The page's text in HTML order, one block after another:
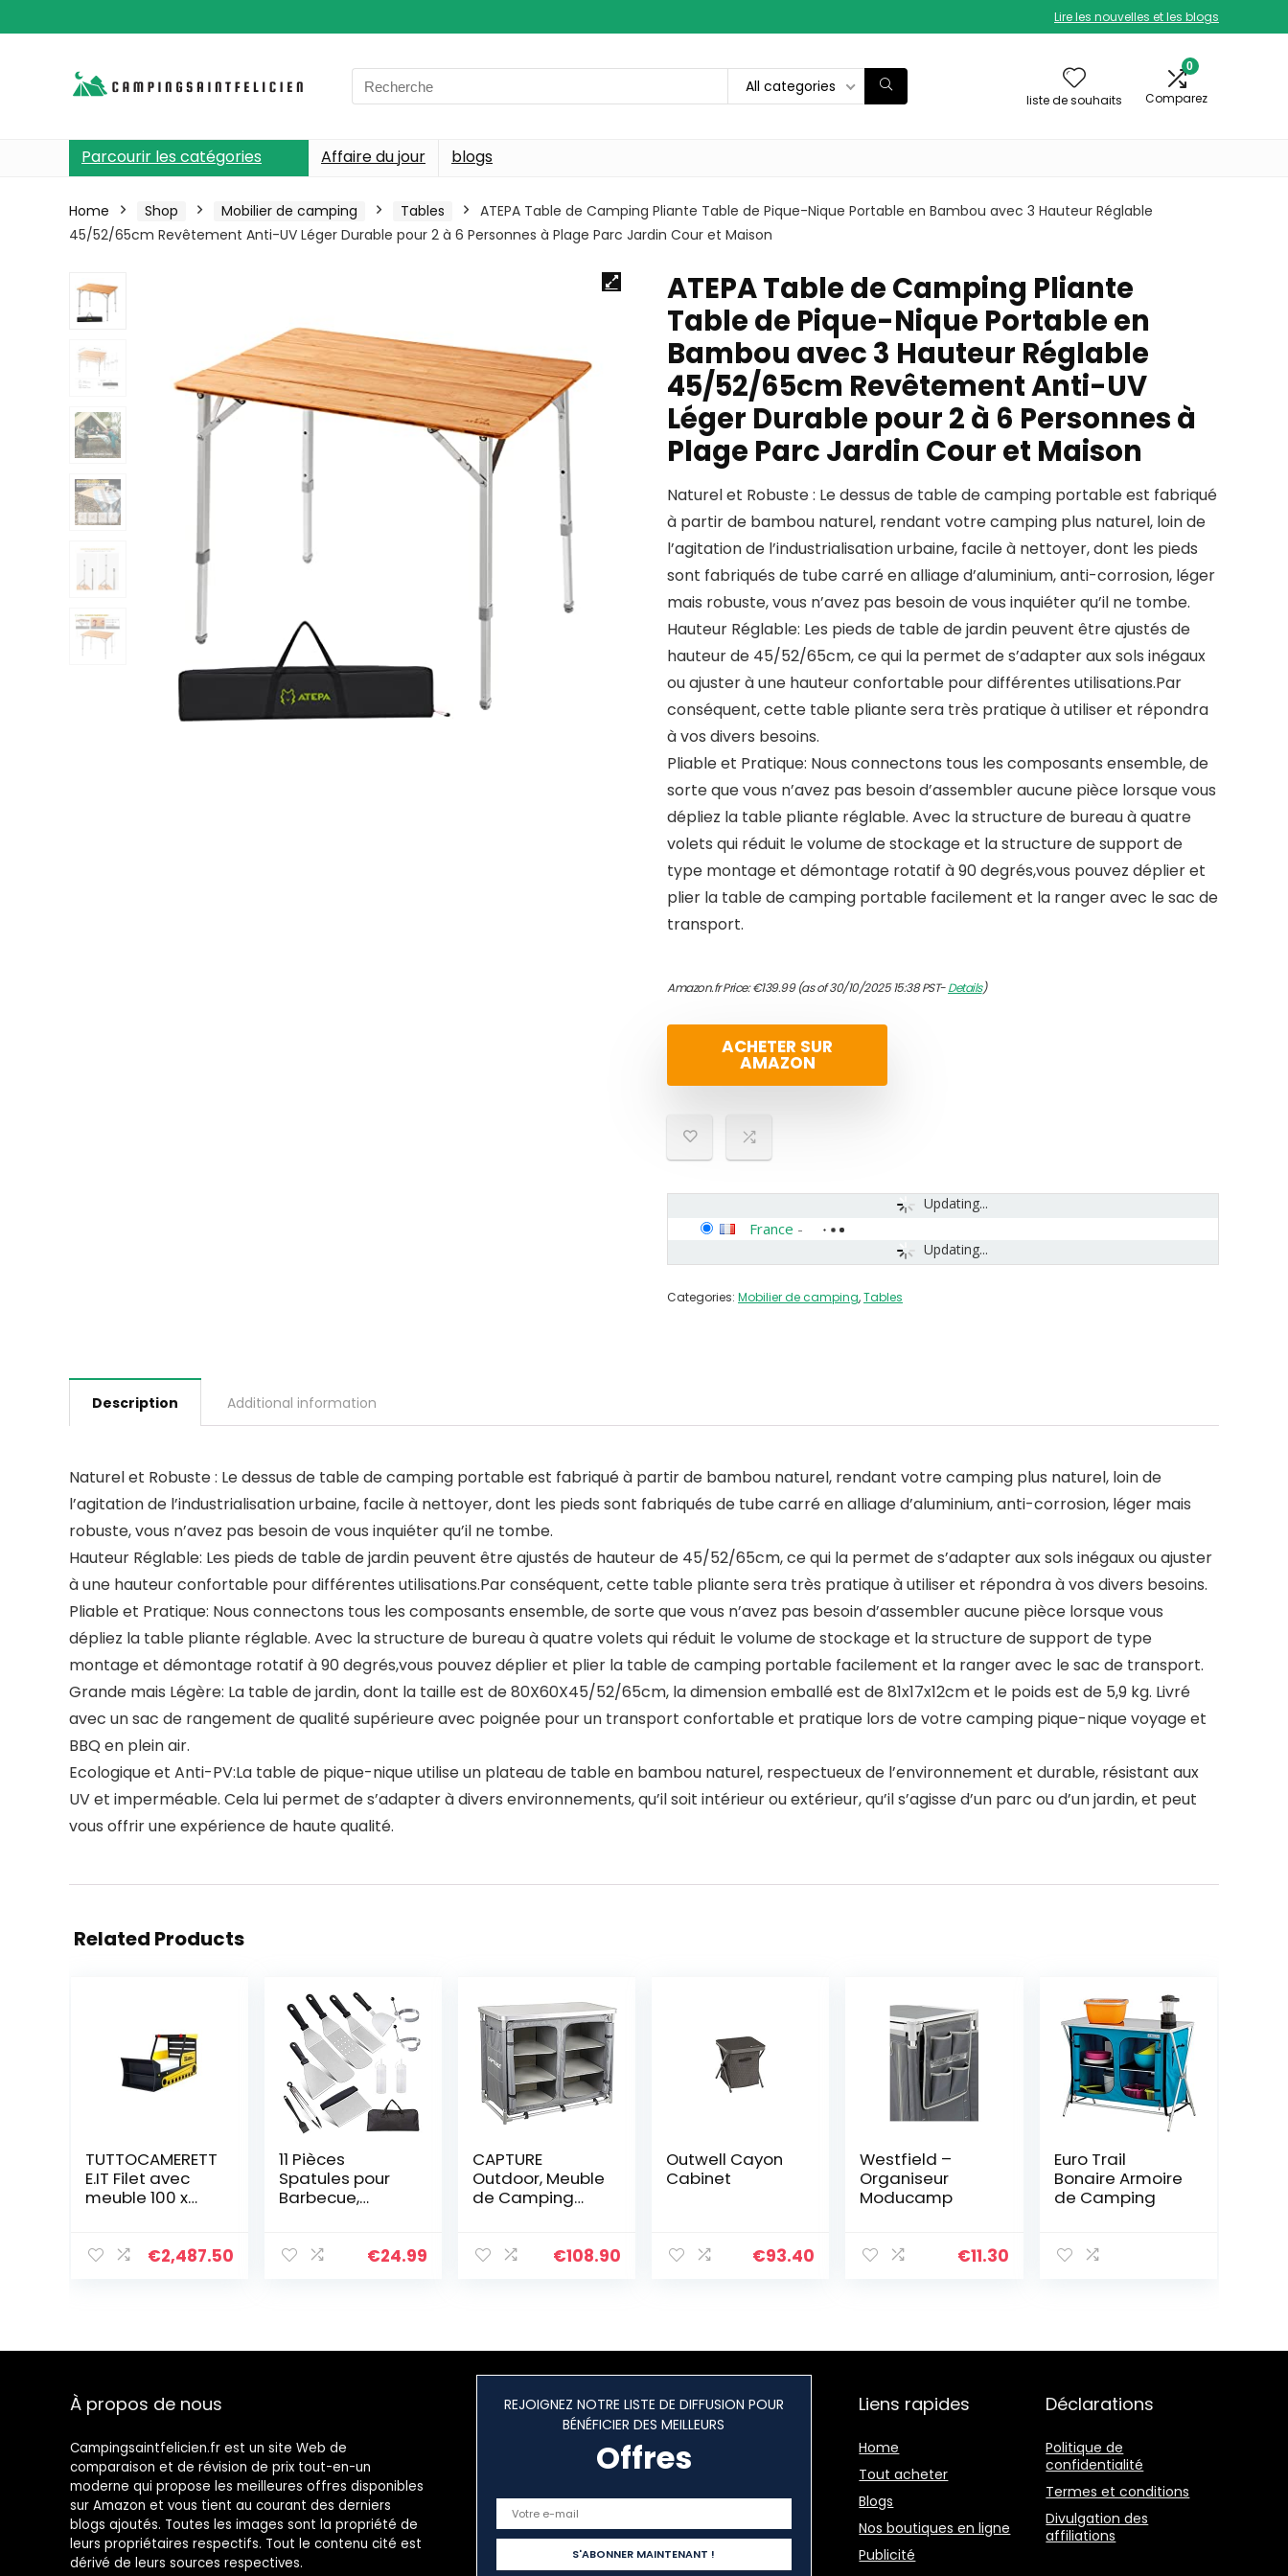
Lire les nouvelles et les blogs
Search
for:
All categories
liste de souhaits
0
Comparez
Parcourir les catégories Affaire du jour blogs
Home Shop Mobilier de camping Tables
ATEPA Table de Camping Pliante Table de Pique-Nique Portable en Bambou avec 3 Hauteur Réglable
45/52/65cm Revêtement Anti-UV Léger Durable pour 2 à 6 Personnes à Plage Parc Jardin Cour et Maison
ATEPA Table de Camping Pliante
Table de Pique-Nique Portable en
Bambou avec 3 Hauteur Réglable
45/52/65cm Revêtement Anti-UV
Léger Durable pour 2 à 6 Personnes à
Plage Parc Jardin Cour et Maison
Naturel et Robuste : Le dessus de table de camping portable est fabriqué
à partir de bambou naturel, rendant votre camping plus naturel, loin de
l’agitation de l’industrialisation urbaine, facile à nettoyer, dont les pieds
sont fabriqués de tube carré en alliage d’aluminium, anti-corrosion, léger
mais robuste, vous n’avez pas besoin de vous inquiéter qu’il ne tombe.
Hauteur Réglable: Les pieds de table de jardin peuvent être ajustés de
hauteur de 45/52/65cm, ce qui la permet de s’adapter aux sols inégaux
ou ajuster à une hauteur confortable pour différentes utilisations.Par
conséquent, cette table pliante sera très pratique à utiliser et répondra
à vos divers besoins.
Pliable et Pratique: Nous connectons tous les composants ensemble, de
sorte que vous n’avez pas besoin d’assembler aucune pièce lorsque vous
dépliez la table pliante réglable. Avec la structure de bureau à quatre
volets qui réduit le volume de stockage et la structure de support de
type montage et démontage rotatif à 90 degrés,vous pouvez déplier et
plier la table de camping portable facilement et la ranger avec le sac de
transport.
Amazon.fr Price:€139.99(as of 30/10/2025 15:38 PST-Details)
ACHETER SUR
AMAZON
Updating...
Updating...
France -
Categories: Mobilier de camping,Tables
Description Additional information
Naturel et Robuste : Le dessus de table de camping portable est fabriqué à partir de bambou naturel, rendant votre camping plus naturel, loin de
l’agitation de l’industrialisation urbaine, facile à nettoyer, dont les pieds sont fabriqués de tube carré en alliage d’aluminium, anti-corrosion, léger mais
robuste, vous n’avez pas besoin de vous inquiéter qu’il ne tombe.
Hauteur Réglable: Les pieds de table de jardin peuvent être ajustés de hauteur de 45/52/65cm, ce qui la permet de s’adapter aux sols inégaux ou ajuster
à une hauteur confortable pour différentes utilisations.Par conséquent, cette table pliante sera très pratique à utiliser et répondra à vos divers besoins.
Pliable et Pratique: Nous connectons tous les composants ensemble, de sorte que vous n’avez pas besoin d’assembler aucune pièce lorsque vous
dépliez la table pliante réglable. Avec la structure de bureau à quatre volets qui réduit le volume de stockage et la structure de support de type
montage et démontage rotatif à 90 degrés,vous pouvez déplier et plier la table de camping portable facilement et la ranger avec le sac de transport.
Grande mais Légère: La table de jardin, dont la taille est de 80X60X45/52/65cm, la dimension emballé est de 81x17x12cm et le poids est de 5,9 kg. Livré
avec un sac de rangement de qualité supérieure avec poignée pour un transport confortable et pratique lors de votre camping pique-nique voyage et
BBQ en plein air.
Ecologique et Anti-PV:La table de pique-nique utilise un plateau de table en bambou naturel, respectueux de l’environnement et durable, résistant aux
UV et imperméable. Cela lui permet de s’adapter à divers environnements, qu’il soit intérieur ou extérieur, qu’il s’agisse d’un parc ou d’un jardin, et peut
vous offrir une expérience de haute qualité.
Related Products
TUTTOCAMERETT
E.IT Filet avec
meuble 100 x
€2,487.50
11 Pièces
Spatules pour
Barbecue,
Spatuleen Acier
chauffante
€24.99
CAPTURE
Outdoor, Meuble
de Camping
Camping, Les
€108.90
Outwell Cayon
Cabinet
€93.40
Westfield –
Organiseur
Moducamp
€11.30
Euro Trail
Bonaire Armoire
de Camping
À propos de nous
Campingsaintfelicien.fr est un site Web de
comparaison et de révision de prix tout-en-un
moderne qui propose les meilleures offres disponibles
sur Amazon et vous tient au courant des derniers
blogs ajoutés. Toutes les images sont la propriété de
leurs propriétaires respectifs. Tout le contenu cité est
dérivé de leurs sources respectives.
REJOIGNEZ NOTRE LISTE DE DIFFUSION POUR
BÉNÉFICIER DES MEILLEURS
Offres
Liens rapides
Home
Tout acheter
Blogs
Nos boutiques en ligne
Publicité
Déclarations
Politique de
confidentialité
Termes et conditions
Divulgation des
affiliations